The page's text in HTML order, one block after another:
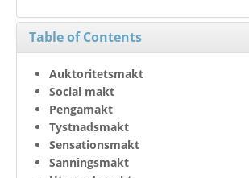
Table of Contents
Auktoritetsmakt
Social makt
Pengamakt
Tystnadsmakt
Sensationsmakt
Sanningsmakt